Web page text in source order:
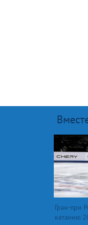
Гран-при
катанию